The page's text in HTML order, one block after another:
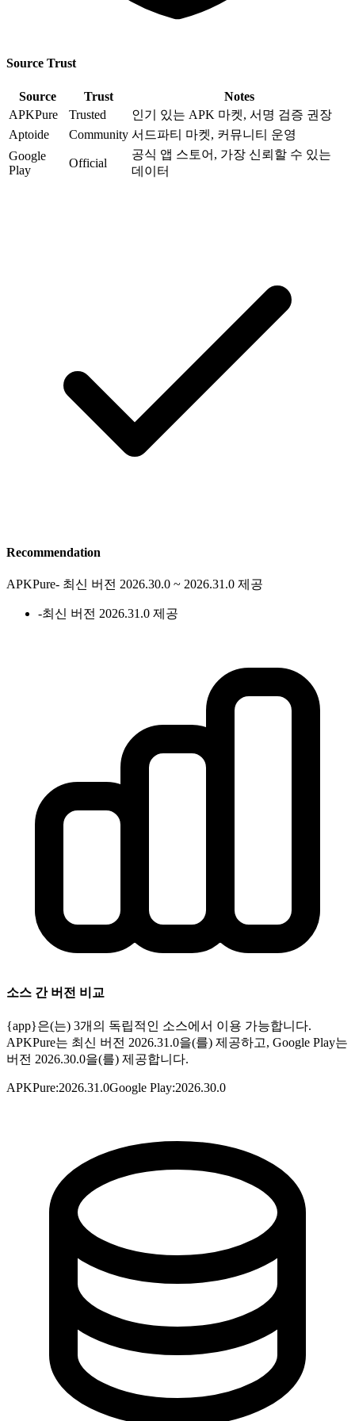
Source Trust
Source Trust
Notes
APKPure
Trusted
인기 있는 APK 마켓, 서명 검증 권장
Aptoide
Community 서드파티 마켓, 커뮤니티 운영
Google
Play
Official
공식 앱 스토어, 가장 신뢰할 수 있는
데이터
Recommendation
APKPure- 최신 버전 2026.30.0 ~ 2026.31.0 제공
-최신 버전 2026.31.0 제공
소스 간 버전 비교
{app}은(는) 3개의 독립적인 소스에서 이용 가능합니다.
APKPure는 최신 버전 2026.31.0을(를) 제공하고, Google Play는
버전 2026.30.0을(를) 제공합니다.
APKPure:2026.31.0Google Play:2026.30.0